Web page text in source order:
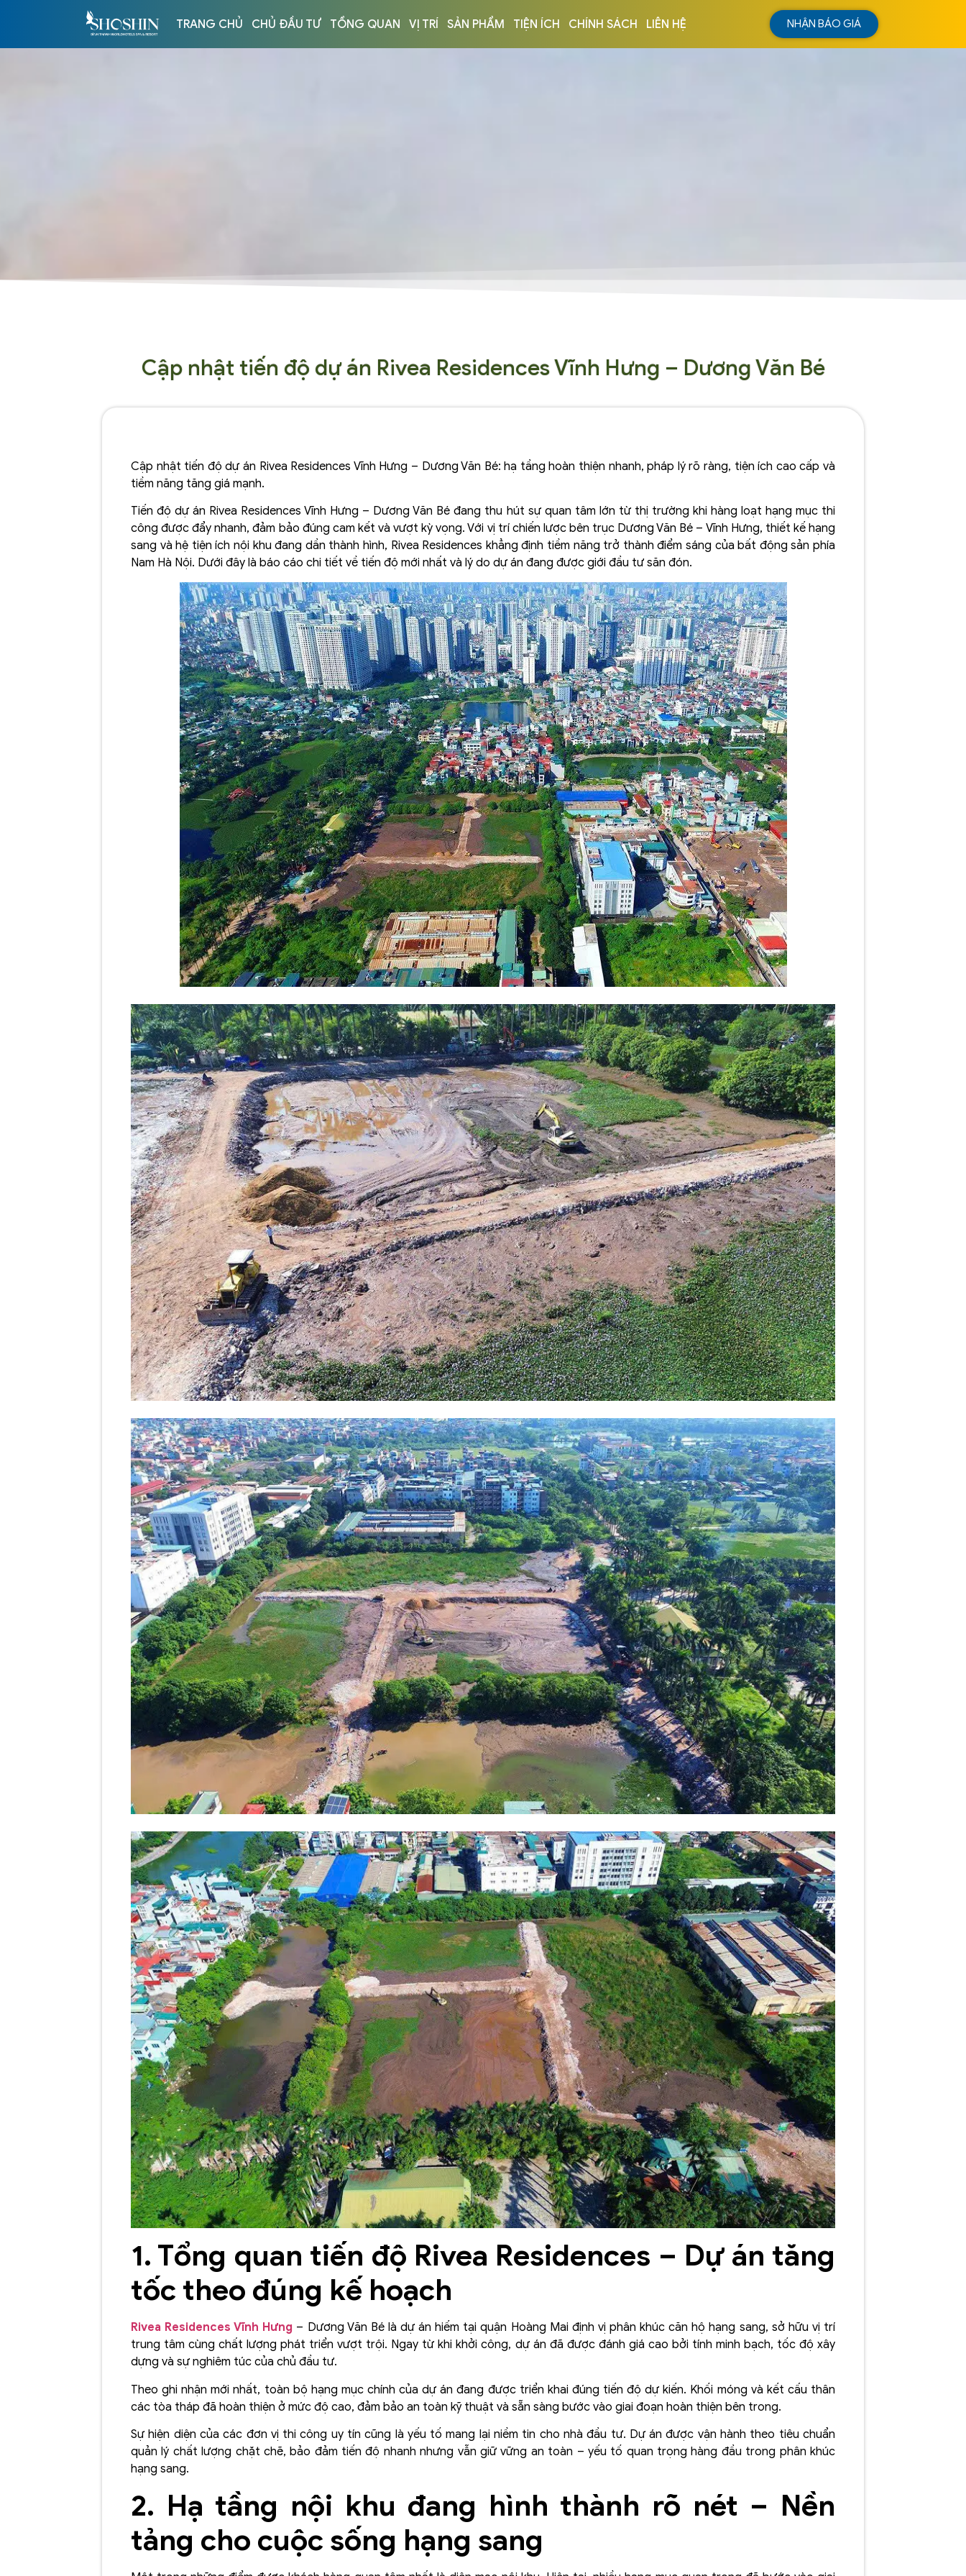
TRANG CHỦ CHỦ ĐẦU TƯ TỔNG QUAN VỊ TRÍ SẢN PHẨM TIỆN ÍCH CHÍNH SÁCH LIÊN HỆ NHẬN BÁO GIÁ
Cập nhật tiến độ dự án Rivea Residences Vĩnh Hưng – Dương Văn Bé
Cập nhật tiến độ dự án Rivea Residences Vĩnh Hưng – Dương Văn Bé: hạ tầng hoàn thiện nhanh, pháp lý rõ ràng, tiện ích cao cấp và
tiềm năng tăng giá mạnh.
Tiến độ dự án Rivea Residences Vĩnh Hưng – Dương Văn Bé đang thu hút sự quan tâm lớn từ thị trường khi hàng loạt hạng mục thi
công được đẩy nhanh, đảm bảo đúng cam kết và vượt kỳ vọng. Với vị trí chiến lược bên trục Dương Văn Bé – Vĩnh Hưng, thiết kế hạng
sang và hệ tiện ích nội khu đang dần thành hình, Rivea Residences khẳng định tiềm năng trở thành điểm sáng của bất động sản phía
Nam Hà Nội. Dưới đây là báo cáo chi tiết về tiến độ mới nhất và lý do dự án đang được giới đầu tư săn đón.
1. Tổng quan tiến độ Rivea Residences – Dự án tăng
tốc theo đúng kế hoạch
Rivea Residences Vĩnh Hưng – Dương Văn Bé là dự án hiếm tại quận Hoàng Mai định vị phân khúc căn hộ hạng sang, sở hữu vị trí
trung tâm cùng chất lượng phát triển vượt trội. Ngay từ khi khởi công, dự án đã được đánh giá cao bởi tính minh bạch, tốc độ xây
dựng và sự nghiêm túc của chủ đầu tư.
Theo ghi nhận mới nhất, toàn bộ hạng mục chính của dự án đang được triển khai đúng tiến độ dự kiến. Khối móng và kết cấu thân
các tòa tháp đã hoàn thiện ở mức độ cao, đảm bảo an toàn kỹ thuật và sẵn sàng bước vào giai đoạn hoàn thiện bên trong.
Sự hiện diện của các đơn vị thi công uy tín cũng là yếu tố mang lại niềm tin cho nhà đầu tư. Dự án được vận hành theo tiêu chuẩn
quản lý chất lượng chặt chẽ, bảo đảm tiến độ nhanh nhưng vẫn giữ vững an toàn – yếu tố quan trọng hàng đầu trong phân khúc
hạng sang.
2. Hạ tầng nội khu đang hình thành rõ nét – Nền
tảng cho cuộc sống hạng sang